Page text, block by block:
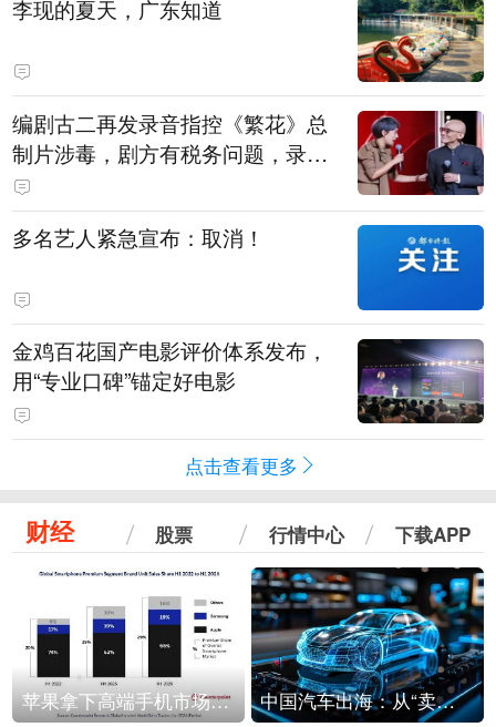
李现的夏天，广东知道
编剧古二再发录音指控《繁花》总
制片涉毒，剧方有税务问题，录音
中王家卫称“一点够了，要不然又要
出事”
多名艺人紧急宣布：取消！
金鸡百花国产电影评价体系发布，
用“专业口碑”锚定好电影
点击查看更多
财经 股票 行情中心 下载APP
苹果拿下高端手机市场65%的份额：iPhone 17系列功不可没 中国汽车出海：从“卖出去”到“走进去”